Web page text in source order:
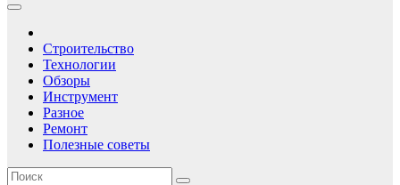
Строительство
Технологии
Обзоры
Инструмент
Разное
Ремонт
Полезные советы